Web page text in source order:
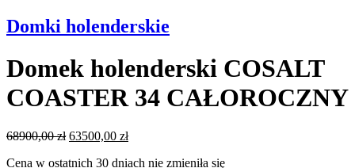
Domki holenderskie
Domek holenderski COSALT
COASTER 34 CAŁOROCZNY
68900,00zł Pierwotna
wynosiła:
63500,00 złAktualna
wynosi:
Cena w ostatnich 30 dniach nie zmieniła się